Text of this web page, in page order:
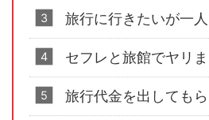
旅行に行きたいが一
セフレと旅館でヤリ
旅行代金を出しても